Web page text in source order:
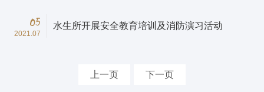
05
2021.07
水生所开展安全教育培训及消防演习活动
上一页 下一页